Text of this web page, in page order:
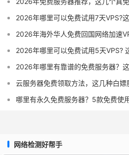
2026年哪里可以免费试用7天VPS?
2026年海外华人免费回国网络加速
2026年哪里可以免费试用5天VPS?
2026年哪里有靠谱的免费服务器？
云服务器免费领取方法，这几种白嫖
哪里有永久免费服务器？5款免费使
网络检测好帮手